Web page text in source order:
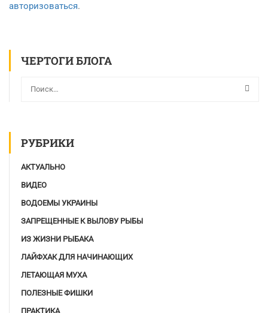
авторизоваться.
ЧЕРТОГИ БЛОГА
РУБРИКИ
АКТУАЛЬНО
ВИДЕО
ВОДОЕМЫ УКРАИНЫ
ЗАПРЕЩЕННЫЕ К ВЫЛОВУ РЫБЫ
ИЗ ЖИЗНИ РЫБАКА
ЛАЙФХАК ДЛЯ НАЧИНАЮЩИХ
ЛЕТАЮЩАЯ МУХА
ПОЛЕЗНЫЕ ФИШКИ
ПРАКТИКА